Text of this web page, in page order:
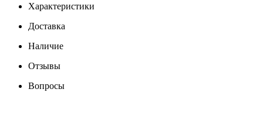
Характеристики
Доставка
Наличие
Отзывы
Вопросы